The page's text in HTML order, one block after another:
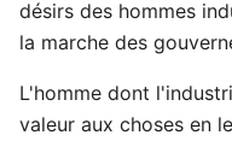
désirs des hommes
la marche des
L'homme dont
valeur aux choses en